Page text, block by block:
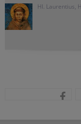
Hl. Laurentius,